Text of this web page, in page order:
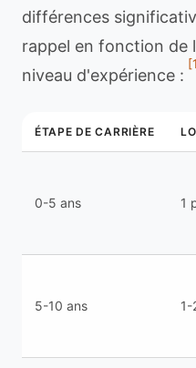
différences
rappel en fonction de
niveau d'expérience :
ÉTAPE DE CARRIÈRE
0-5 ans 1
5-10 ans 1-